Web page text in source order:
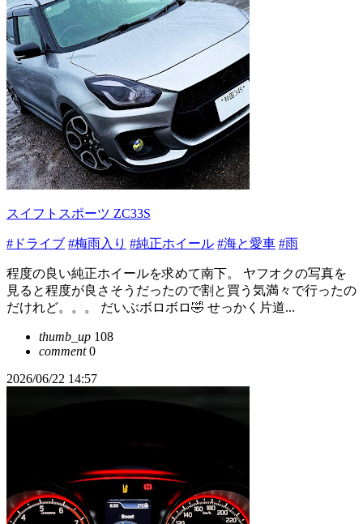
スイフトスポーツ ZC33S
#ドライブ #梅雨入り #純正ホイール #海と愛車 #雨
程度の良い純正ホイールを求めて南下。 ヤフオクの写真を
見ると程度が良さそうだったので割と買う気満々で行ったの
だけれど。。。 だいぶボロボロ🤣 せっかく片道...
thumb_up 108
comment0
2026/06/22 14:57